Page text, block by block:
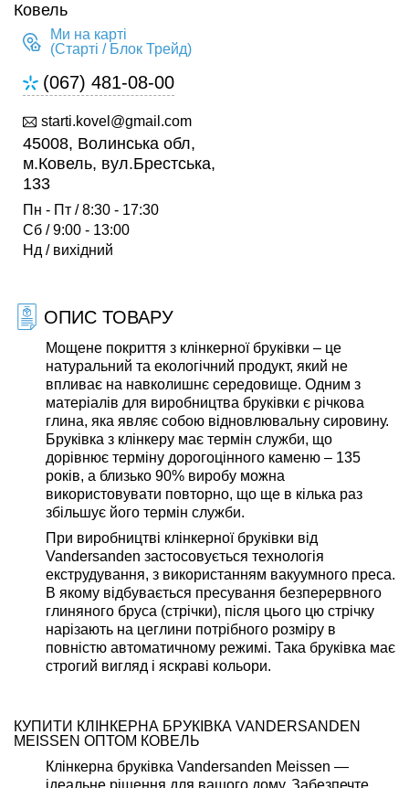
Ковель
Ми на карті
(Старті / Блок Трейд)
(067) 481-08-00
starti.kovel@gmail.com
45008, Волинська обл,
м.Ковель, вул.Брестська,
133
Пн - Пт / 8:30 - 17:30
Сб / 9:00 - 13:00
Нд / вихідний
ОПИС ТОВАРУ
Мощене покриття з клінкерної бруківки – це
натуральний та екологічний продукт, який не
впливає на навколишнє середовище. Одним з
матеріалів для виробництва бруківки є річкова
глина, яка являє собою відновлювальну сировину.
Бруківка з клінкеру має термін служби, що
дорівнює терміну дорогоцінного каменю – 135
років, а близько 90% виробу можна
використовувати повторно, що ще в кілька раз
збільшує його термін служби.
При виробництві клінкерної бруківки від
Vandersanden застосовується технологія
екструдування, з використанням вакуумного преса.
В якому відбувається пресування безперервного
глиняного бруса (стрічки), після цього цю стрічку
нарізають на цеглини потрібного розміру в
повністю автоматичному режимі. Така бруківка має
строгий вигляд і яскраві кольори.
КУПИТИ КЛІНКЕРНА БРУКІВКА VANDERSANDEN
MEISSEN ОПТОМ КОВЕЛЬ
Клінкерна бруківка Vandersanden Meissen —
ідеальне рішення для вашого дому. Забезпечте